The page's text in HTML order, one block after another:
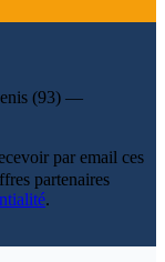
(93) —
par email ces
partenaires
.